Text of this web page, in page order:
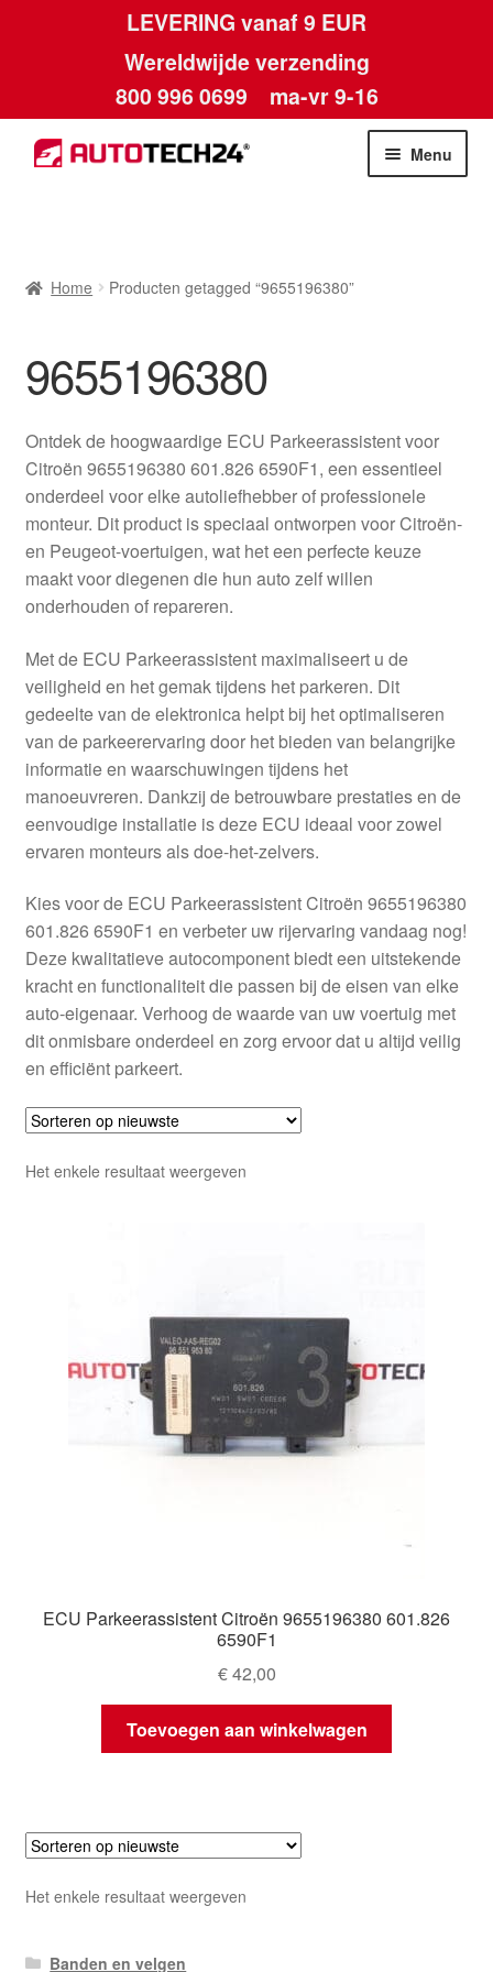
LEVERING vanaf 9 EUR
Wereldwijde verzending
800 996 0699 ma-vr 9-16
Ga
door
Ga
naar
Menu
Betalingen
Contact
Kassa
Klachten
Klachtenprocedure
Levering
Mijn account
Over ons
Privacybeleid
Wereldwijde verzending
Winkelwagen
Home Producten getagged “9655196380”
9655196380
Ontdek de hoogwaardige ECU Parkeerassistent voor
Citroën 9655196380 601.826 6590F1, een essentieel
onderdeel voor elke autoliefhebber of professionele
monteur. Dit product is speciaal ontworpen voor Citroën-
en Peugeot-voertuigen, wat het een perfecte keuze
maakt voor diegenen die hun auto zelf willen
onderhouden of repareren.
Met de ECU Parkeerassistent maximaliseert u de
veiligheid en het gemak tijdens het parkeren. Dit
gedeelte van de elektronica helpt bij het optimaliseren
van de parkeerervaring door het bieden van belangrijke
informatie en waarschuwingen tijdens het
manoeuvreren. Dankzij de betrouwbare prestaties en de
eenvoudige installatie is deze ECU ideaal voor zowel
ervaren monteurs als doe-het-zelvers.
Kies voor de ECU Parkeerassistent Citroën 9655196380
601.826 6590F1 en verbeter uw rijervaring vandaag nog!
Deze kwalitatieve autocomponent biedt een uitstekende
kracht en functionaliteit die passen bij de eisen van elke
auto-eigenaar. Verhoog de waarde van uw voertuig met
dit onmisbare onderdeel en zorg ervoor dat u altijd veilig
en efficiënt parkeert.
Het enkele resultaat weergeven
ECU Parkeerassistent Citroën 9655196380 601.826
6590F1
€42,00
Toevoegen aan winkelwagen
Het enkele resultaat weergeven
Banden en velgen